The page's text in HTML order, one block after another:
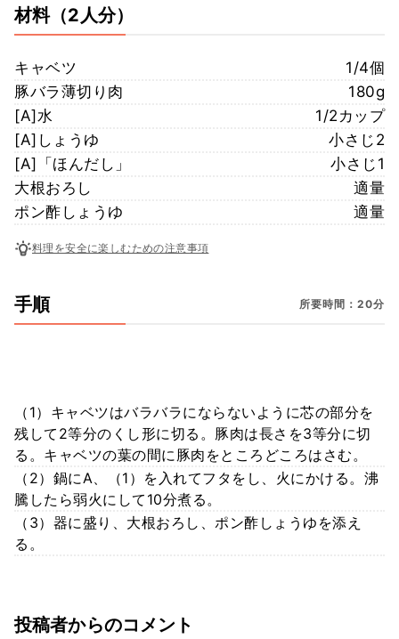
材料（2人分）
キャベツ
1/4個
豚バラ薄切り肉
180g
[A]水
1/2カップ
[A]しょうゆ
小さじ2
[A]「ほんだし」
小さじ1
大根おろし
適量
ポン酢しょうゆ
適量
料理を安全に楽しむための注意事項
手順 所要時間：20分
（1）キャベツはバラバラにならないように芯の部分を
残して2等分のくし形に切る。豚肉は長さを3等分に切
る。キャベツの葉の間に豚肉をところどころはさむ。
（2）鍋にA、（1）を入れてフタをし、火にかける。沸
騰したら弱火にして10分煮る。
（3）器に盛り、大根おろし、ポン酢しょうゆを添え
る。
投稿者からのコメント